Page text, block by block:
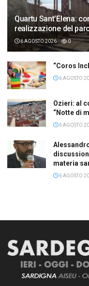
Quartu Sant’Elena:
realizzazione del
6 AGOSTO 2026 0
“Coros
6 AGOSTO
Ozieri: al
“Notte di
6 AGOSTO
materia
6 AGOSTO